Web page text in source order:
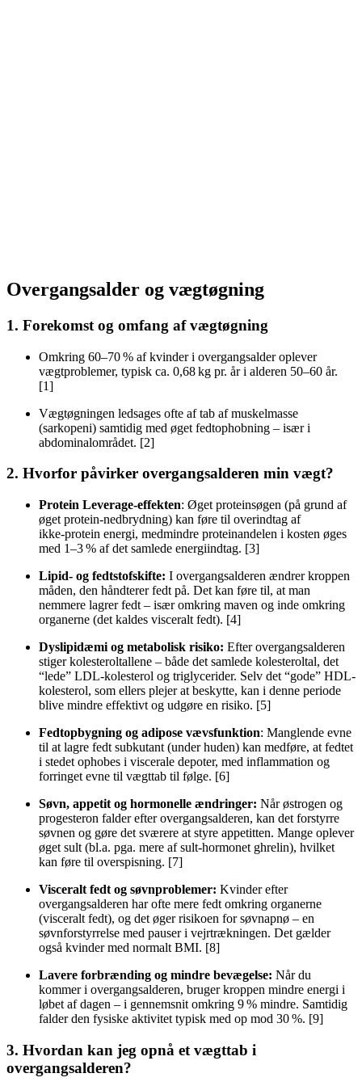
Overgangsalder og vægtøgning
1. Forekomst og omfang af vægtøgning
Omkring 60–70 % af kvinder i overgangsalder oplever
vægtproblemer, typisk ca. 0,68 kg pr. år i alderen 50–60 år.
[1]
Vægtøgningen ledsages ofte af tab af muskelmasse
(sarkopeni) samtidig med øget fedtophobning – især i
abdominalområdet. [2]
2. Hvorfor påvirker overgangsalderen min vægt?
Protein Leverage-effekten: Øget proteinsøgen (på grund af
øget protein-nedbrydning) kan føre til overindtag af
ikke‑protein energi, medmindre proteinandelen i kosten øges
med 1–3 % af det samlede energiindtag. [3]
Lipid- og fedtstofskifte: I overgangsalderen ændrer kroppen
måden, den håndterer fedt på. Det kan føre til, at man
nemmere lagrer fedt – især omkring maven og inde omkring
organerne (det kaldes visceralt fedt). [4]
Dyslipidæmi og metabolisk risiko: Efter overgangsalderen
stiger kolesteroltallene – både det samlede kolesteroltal, det
“lede” LDL-kolesterol og triglycerider. Selv det “gode” HDL-
kolesterol, som ellers plejer at beskytte, kan i denne periode
blive mindre effektivt og udgøre en risiko. [5]
Fedtopbygning og adipose vævsfunktion: Manglende evne
til at lagre fedt subkutant (under huden) kan medføre, at fedtet
i stedet ophobes i viscerale depoter, med inflammation og
forringet evne til vægttab til følge. [6]
Søvn, appetit og hormonelle ændringer: Når østrogen og
progesteron falder efter overgangsalderen, kan det forstyrre
søvnen og gøre det sværere at styre appetitten. Mange oplever
øget sult (bl.a. pga. mere af sult-hormonet ghrelin), hvilket
kan føre til overspisning. [7]
Visceralt fedt og søvnproblemer: Kvinder efter
overgangsalderen har ofte mere fedt omkring organerne
(visceralt fedt), og det øger risikoen for søvnapnø – en
søvnforstyrrelse med pauser i vejrtrækningen. Det gælder
også kvinder med normalt BMI. [8]
Lavere forbrænding og mindre bevægelse: Når du
kommer i overgangsalderen, bruger kroppen mindre energi i
løbet af dagen – i gennemsnit omkring 9 % mindre. Samtidig
falder den fysiske aktivitet typisk med op mod 30 %. [9]
3. Hvordan kan jeg opnå et vægttab i
overgangsalderen?